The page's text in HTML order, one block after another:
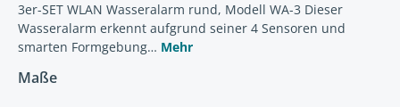
3er-SET WLAN Wasseralarm rund, Modell WA-3 Dieser
Wasseralarm erkennt aufgrund seiner 4 Sensoren und
smarten Formgebung… Mehr
Maße